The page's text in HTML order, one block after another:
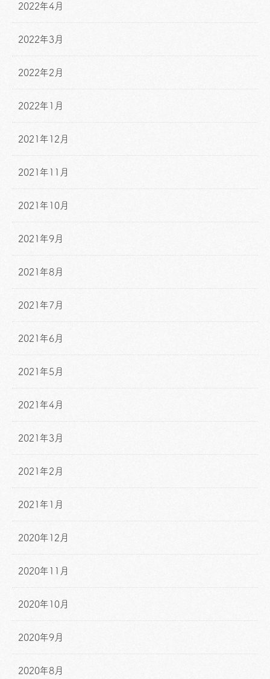
2022年4月
2022年3月
2022年2月
2022年1月
2021年12月
2021年11月
2021年10月
2021年9月
2021年8月
2021年7月
2021年6月
2021年5月
2021年4月
2021年3月
2021年2月
2021年1月
2020年12月
2020年11月
2020年10月
2020年9月
2020年8月